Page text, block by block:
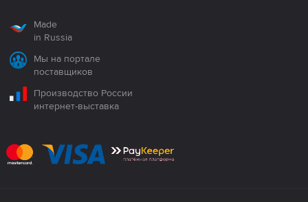
Made
in Russia
Мы на портале
поставщиков
Производство России
интернет-выставка